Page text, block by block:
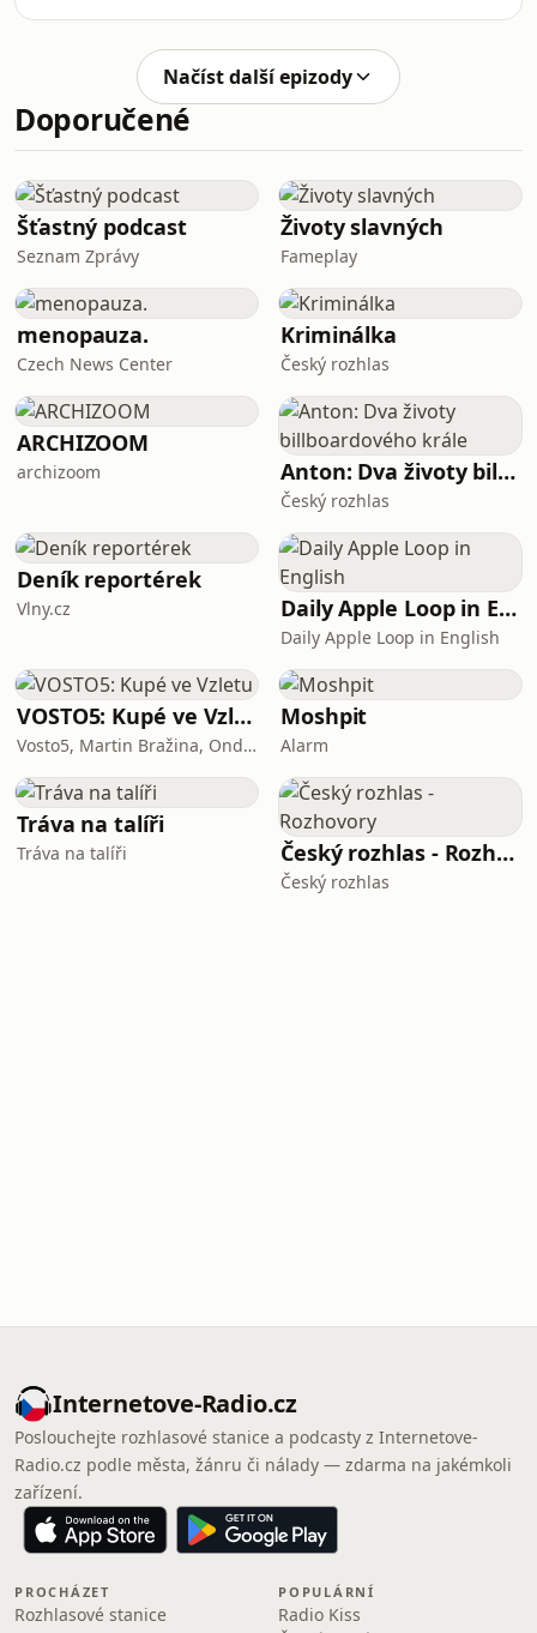
Načíst další epizody
Doporučené
Šťastný podcast
Seznam Zprávy
Životy slavných
Fameplay
menopauza.
Czech News Center
Kriminálka
Český rozhlas
ARCHIZOOM
archizoom Anton: Dva životy billboardového krále
Český rozhlas
Deník reportérek
Vlny.cz Daily Apple Loop in English
Daily Apple Loop in English
VOSTO5: Kupé ve Vzletu
Vosto5, Martin Bražina, Ondřej Cihlář, Petr Prokop, Ondřej Bauer
Moshpit
Alarm
Tráva na talíři
Tráva na talíři Český rozhlas - Rozhovory
Český rozhlas
Internetove-Radio.cz
Poslouchejte rozhlasové stanice a podcasty z Internetove-
Radio.cz podle města, žánru či nálady — zdarma na jakémkoli
zařízení.
PROCHÁZET
Rozhlasové stanice
POPULÁRNÍ
Radio Kiss